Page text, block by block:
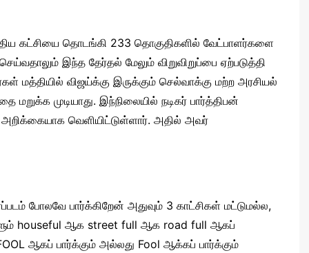
கட்சியை தொடங்கி 233 தொகுதிகளில் வேட்பாளர்களை
இந்த தேர்தல் மேலும் விறுவிறுப்பை ஏற்படுத்தி
மத்தியில் விஜய்க்கு இருக்கும் செல்வாக்கு மற்ற அரசியல்
முடியாது. இந்நிலையில் நடிகர் பார்த்திபன்
வெளியிட்டுள்ளார். அதில் அவர்
போலவே பார்க்கிறேன் அதுவும் 3 காட்சிகள் மட்டுமல்ல,
houseful ஆக street full ஆக road full ஆகப்
ஆகப் பார்க்கும் அல்லது Fool ஆக்கப் பார்க்கும்